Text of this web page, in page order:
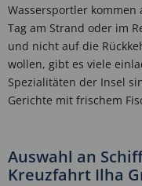
Wassersportler kommen
Tag am Strand oder im
und nicht auf die
wollen, gibt es viele
Spezialitäten der Insel
Gerichte mit frischem
Auswahl an
Kreuzfahrt Ilha